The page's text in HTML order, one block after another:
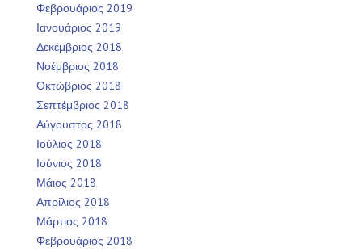
Φεβρουάριος 2019
Ιανουάριος 2019
Δεκέμβριος 2018
Νοέμβριος 2018
Οκτώβριος 2018
Σεπτέμβριος 2018
Αύγουστος 2018
Ιούλιος 2018
Ιούνιος 2018
Μάιος 2018
Απρίλιος 2018
Μάρτιος 2018
Φεβρουάριος 2018